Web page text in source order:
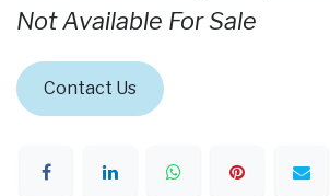
Not Available For Sale
Contact Us